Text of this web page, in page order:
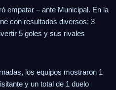
empatar – ante Municipal. En la
con resultados diversos: 3
5 goles y sus rivales
los equipos mostraron 1
y un total de 1 duelo